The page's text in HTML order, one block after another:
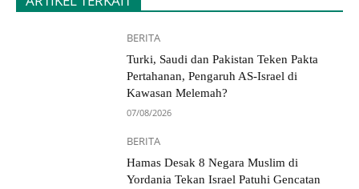
BERITA
Turki, Saudi dan Pakistan Teken Pakta
Pertahanan, Pengaruh AS-Israel di
Kawasan Melemah?
07/08/2026
BERITA
Hamas Desak 8 Negara Muslim di
Yordania Tekan Israel Patuhi Gencatan